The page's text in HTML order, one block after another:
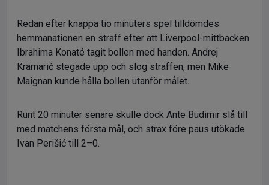
Redan efter knappa tio minuters spel tilldömdes
hemmanationen en straff efter att Liverpool-mittbacken
Ibrahima Konaté tagit bollen med handen. Andrej
Kramarić stegade upp och slog straffen, men Mike
Maignan kunde hålla bollen utanför målet.
Runt 20 minuter senare skulle dock Ante Budimir slå till
med matchens första mål, och strax före paus utökade
Ivan Perišić till 2–0.